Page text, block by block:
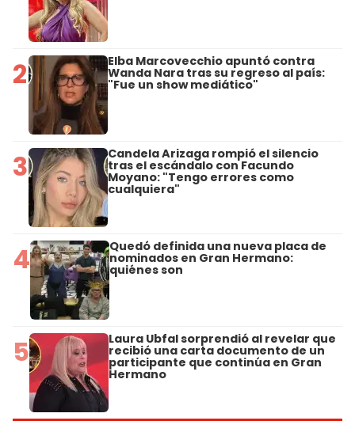
2 Elba Marcovecchio apuntó contra
Wanda Nara tras su regreso al país:
"Fue un show mediático"
3 Candela Arizaga rompió el silencio
tras el escándalo con Facundo
Moyano: "Tengo errores como
cualquiera"
4 Quedó definida una nueva placa de
nominados en Gran Hermano:
quiénes son
5 Laura Ubfal sorprendió al revelar que
recibió una carta documento de un
participante que continúa en Gran
Hermano